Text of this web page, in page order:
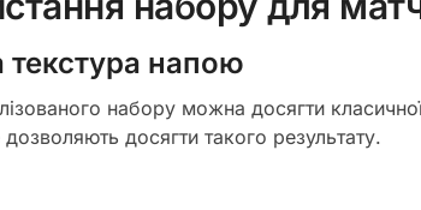
напою
набору можна досягти
досягти такого результату.